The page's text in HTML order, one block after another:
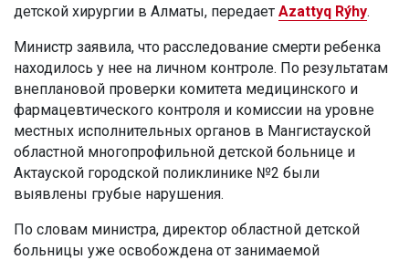
детской хирургии в Алматы, передает Azattyq Rýhy.
Министр заявила, что расследование смерти ребенка
находилось у нее на личном контроле. По результатам
внеплановой проверки комитета медицинского и
фармацевтического контроля и комиссии на уровне
местных исполнительных органов в Мангистауской
областной многопрофильной детской больнице и
Актауской городской поликлинике №2 были
выявлены грубые нарушения.
По словам министра, директор областной детской
больницы уже освобождена от занимаемой